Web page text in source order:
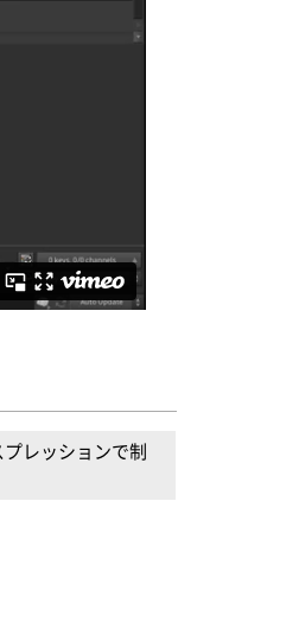
レッションで制